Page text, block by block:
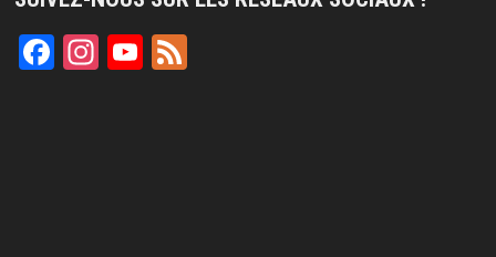
Facebook
Instagram
YouTube
Feed